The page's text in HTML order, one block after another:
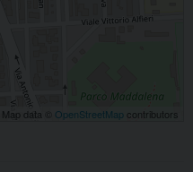
| Map data © OpenStreetMap contributors